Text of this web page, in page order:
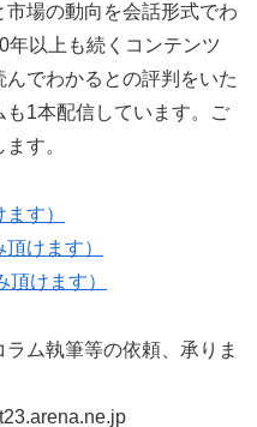
場の動向を会話形式でわ
年以上も続くコンテンツ
でわかるとの評判をいた
1本配信しています。ご
す。
す）
けます）
けます）
ム執筆等の依頼、承りま